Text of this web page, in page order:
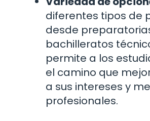
diferentes tipos de
desde
bachilleratos
permite a los
el camino que
a sus intereses y
profesionales.